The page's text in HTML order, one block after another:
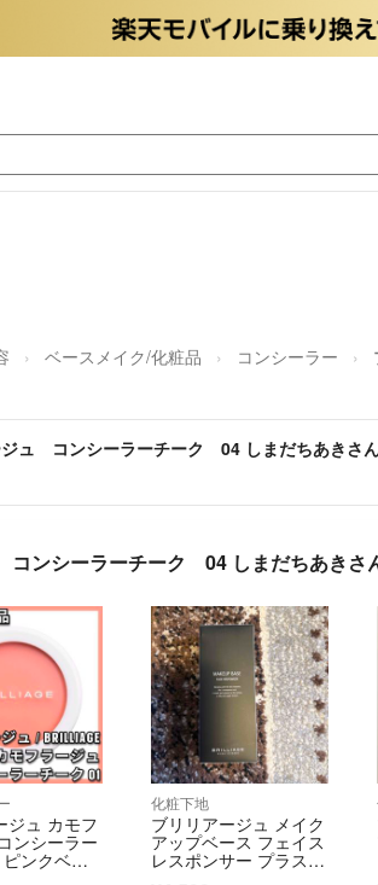
ベースメイク/化粧品 コンシーラー
ュ コンシーラーチーク 04 しまだちあきさ
ンシーラーチーク 04 しまだちあきさ
ジュ カモフ
ンシーラー
ンクベー
化粧下地
ブリリアージュ メイク
アップベース フェイス
レスポンサー プラス 5